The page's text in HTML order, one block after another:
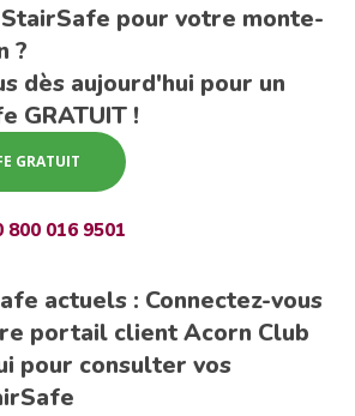
pour votre monte-
?
dès aujourd'hui pour un
GRATUIT !
GRATUIT
800 016 9501
actuels : Connectez-vous
portail client Acorn Club
pour consulter vos